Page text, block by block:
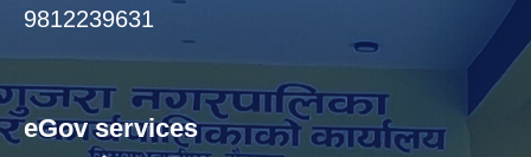
9812239631
eGov services